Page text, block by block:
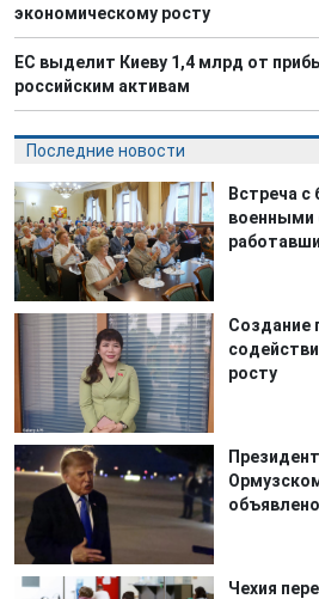
экономическому росту
ЕС выделит Киеву 1,4 млрд от
российским активам
Последние новости
Встреча
военными
Создание
росту
Чехия